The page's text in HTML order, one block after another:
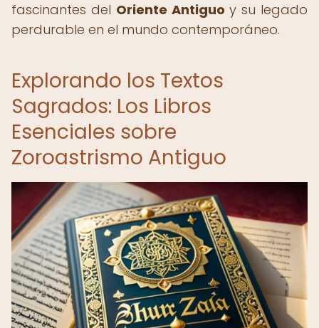
fascinantes del Oriente Antiguo y su legado
perdurable en el mundo contemporáneo.
Explorando los Textos
Sagrados: Los Libros
Esenciales sobre
Zoroastrismo Antiguo